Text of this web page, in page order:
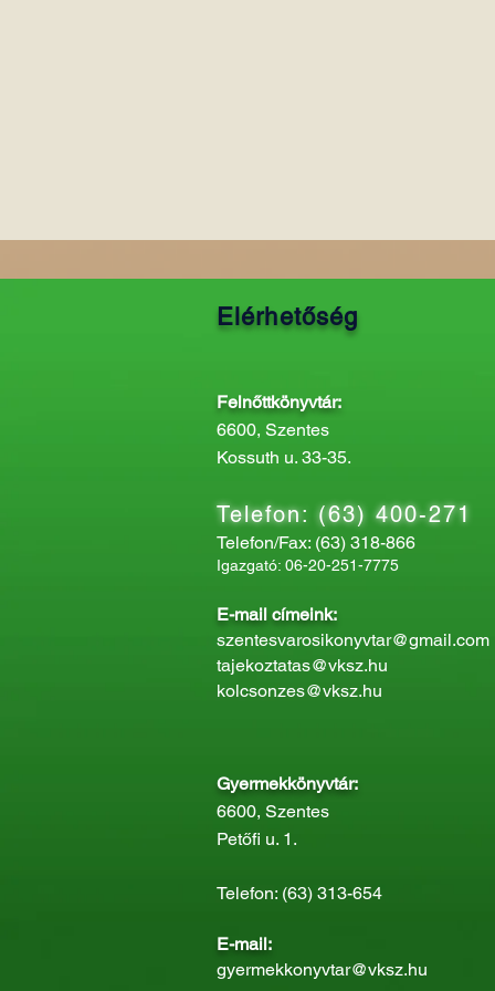
Elérhetőség
Felnőttkönyvtár:
6600, Szentes
Kossuth u. 33-35.
Telefon: (63) 400-271
Telefon/Fax: (63) 318-866
Igazgató: 06-20-251-7775
E-mail címeink:
szentesvarosikonyvtar@gmail.com
tajekoztatas@vksz.hu
kolcsonzes@vksz.hu
Gyermekkönyvtár:
6600, Szentes
Petőfi u. 1.
Telefon: (63) 313-654
E-mail:
gyermekkonyvtar@vksz.hu